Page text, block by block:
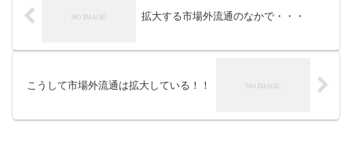
拡大する市場外流通のなかで・・・
こうして市場外流通は拡大している！！